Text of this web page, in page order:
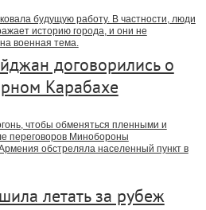
будущую работу. В частности, люди
историю города, и они не
военная тема.
договорились о
Карабахе
чтобы обменяться пленными и
переговоров Минобороны
обстреляла населенный пункт в
летать за рубеж